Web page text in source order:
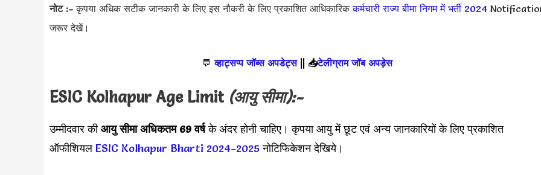
नोट :- कृपया अधिक सटीक जानकारी के लिए इस नौकरी के लिए प्रकाशित आधिकारिककर्मचारी राज्य बीमा निगम में भर्ती 2024
जरूर देखें।
💬 व्हाट्सप्प जॉब्स अपडेट्स|| 📥टेलीग्राम जॉब अपड़ेस
ESIC Kolhapur Age Limit (आयु सीमा):-
उम्मीदवार कीआयु सीमा अधिकतम 69 वर्षके अंदर होनी चाहिए। कृपया आयु में छूट एवं अन्य जानकारियों के लिए प्रकाशित
ऑफीशियल ESIC Kolhapur Bharti 2024-2025नोटिफिकेशन देखिये।